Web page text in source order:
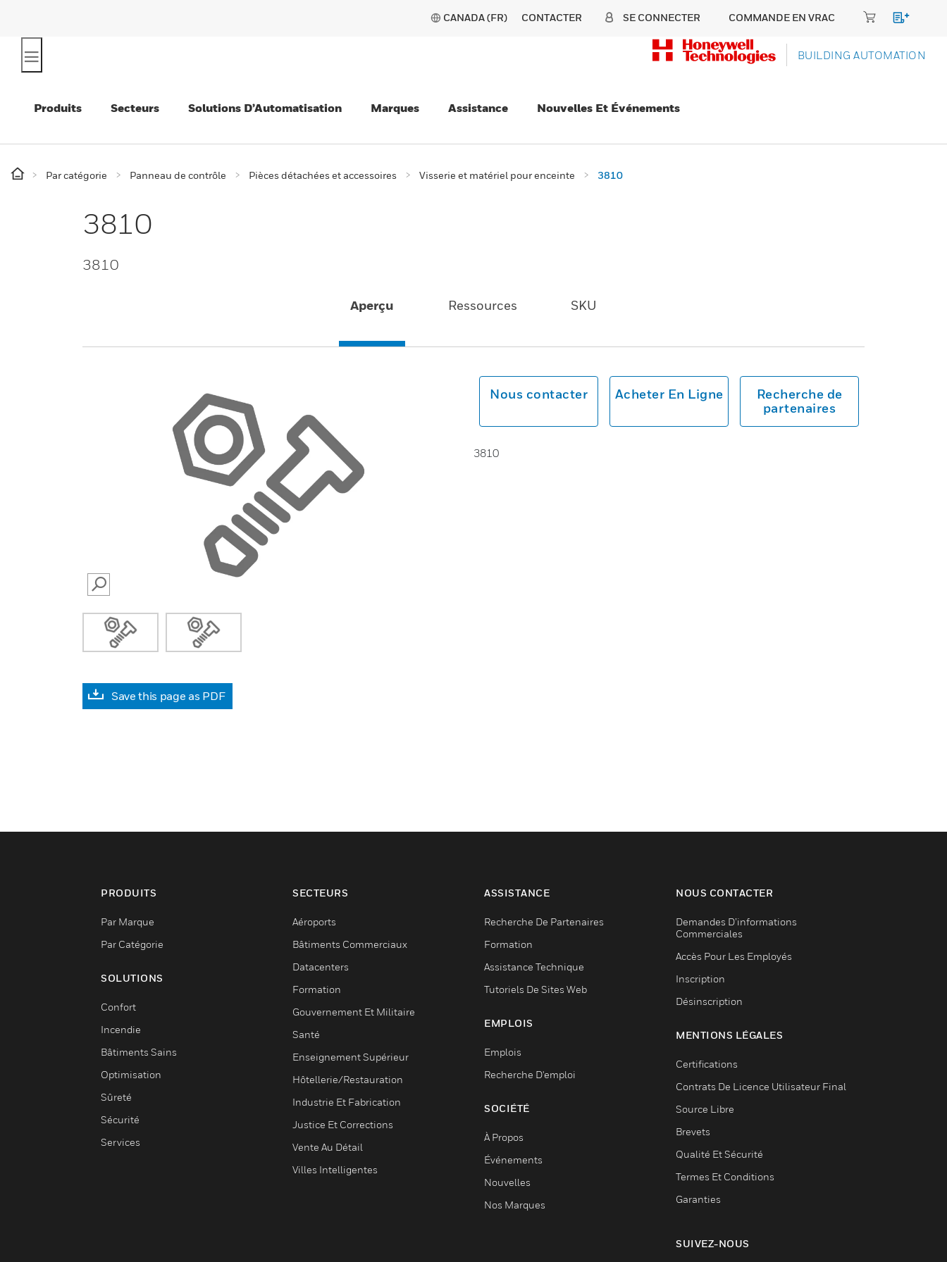
CANADA (FR) CONTACTER SE CONNECTER COMMANDE EN VRAC
BUILDING AUTOMATION
Produits Secteurs Solutions D’Automatisation Marques Assistance Nouvelles Et Événements
Par catégorie Panneau de contrôle Pièces détachées et accessoires Visserie et matériel pour enceinte 3810
3810
3810
Aperçu Ressources SKU
SEARCH
Save this page as PDF
Nous contacter Acheter En Ligne
Recherche de
partenaires
3810
PRODUITS
Par Marque
Par Catégorie
SOLUTIONS
Confort
Incendie
Bâtiments Sains
Optimisation
Sûreté
Sécurité
Services
SECTEURS
Aéroports
Bâtiments Commerciaux
Datacenters
Formation
Gouvernement Et Militaire
Santé
Enseignement Supérieur
Hôtellerie/Restauration
Industrie Et Fabrication
Justice Et Corrections
Vente Au Détail
Villes Intelligentes
ASSISTANCE
Recherche De Partenaires
Formation
Assistance Technique
Tutoriels De Sites Web
EMPLOIS
Emplois
Recherche D'emploi
SOCIÉTÉ
À Propos
Événements
Nouvelles
Nos Marques
NOUS CONTACTER
Demandes D’informations
Commerciales
Accès Pour Les Employés
Inscription
Désinscription
MENTIONS LÉGALES
Certifications
Contrats De Licence Utilisateur Final
Source Libre
Brevets
Qualité Et Sécurité
Termes Et Conditions
Garanties
SUIVEZ-NOUS